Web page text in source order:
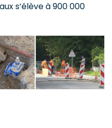
s’élève à 900 000